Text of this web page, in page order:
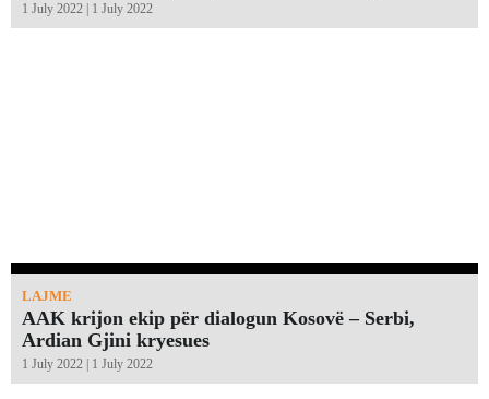
1 July 2022 | 1 July 2022
LAJME
AAK krijon ekip për dialogun Kosovë – Serbi,
Ardian Gjini kryesues
1 July 2022 | 1 July 2022